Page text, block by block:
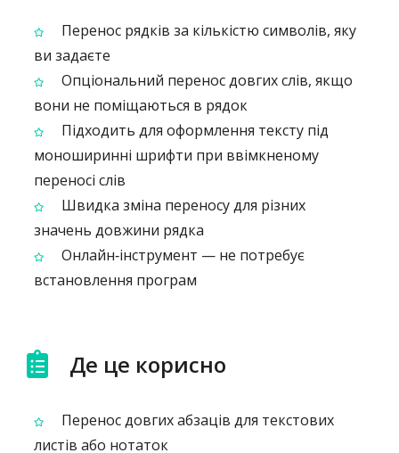
Перенос рядків за кількістю символів, яку
ви задаєте
Опціональний перенос довгих слів, якщо
вони не поміщаються в рядок
Підходить для оформлення тексту під
моноширинні шрифти при ввімкненому
переносі слів
Швидка зміна переносу для різних
значень довжини рядка
Онлайн‑інструмент — не потребує
встановлення програм
Де це корисно
Перенос довгих абзаців для текстових
листів або нотаток